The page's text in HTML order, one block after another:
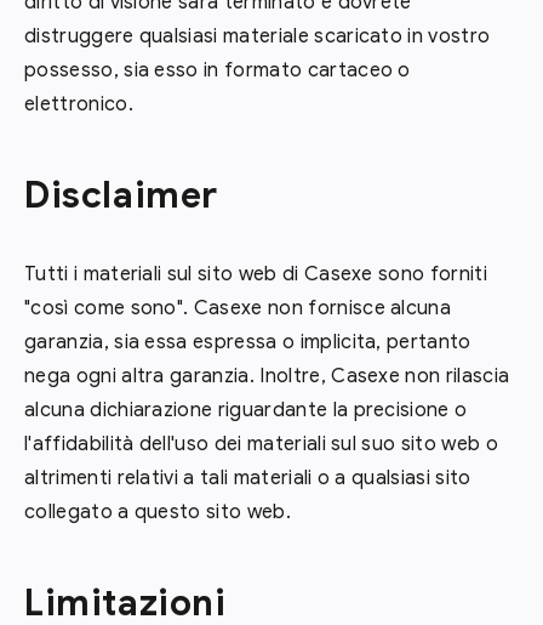
distruggere qualsiasi materiale scaricato in vostro
possesso, sia esso in formato cartaceo o
elettronico.
Disclaimer
Tutti i materiali sul sito web di Casexe sono forniti
"così come sono". Casexe non fornisce alcuna
garanzia, sia essa espressa o implicita, pertanto
nega ogni altra garanzia. Inoltre, Casexe non rilascia
alcuna dichiarazione riguardante la precisione o
l'affidabilità dell'uso dei materiali sul suo sito web o
altrimenti relativi a tali materiali o a qualsiasi sito
collegato a questo sito web.
Limitazioni